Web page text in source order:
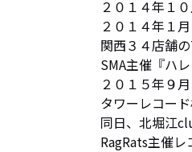
２０１４年１
２０１４年１
関西３４店舗
SMA主催『ハ
２０１５年９
タワーレコー
同日、北堀江
RagRats主催